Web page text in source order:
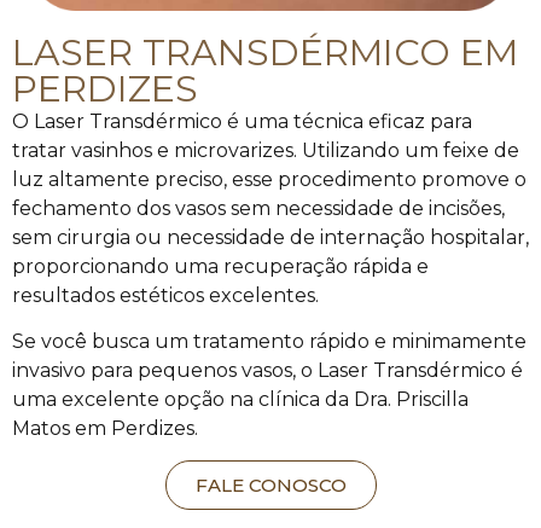
LASER TRANSDÉRMICO EM
PERDIZES
O Laser Transdérmico é uma técnica eficaz para
tratar vasinhos e microvarizes. Utilizando um feixe de
luz altamente preciso, esse procedimento promove o
fechamento dos vasos sem necessidade de incisões,
sem cirurgia ou necessidade de internação hospitalar,
proporcionando uma recuperação rápida e
resultados estéticos excelentes.
Se você busca um tratamento rápido e minimamente
invasivo para pequenos vasos, o Laser Transdérmico é
uma excelente opção na clínica da Dra. Priscilla
Matos em Perdizes.
FALE CONOSCO